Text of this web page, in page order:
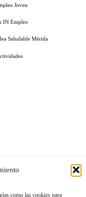
como las cookies para
Joven
IN Empleo
Saludable Mérida